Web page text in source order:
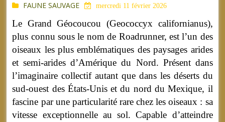
FAUNE SAUVAGE mercredi 11 février 2026
Le Grand Géocoucou (Geococcyx californianus),
plus connu sous le nom de Roadrunner, est l’un des
oiseaux les plus emblématiques des paysages arides
et semi-arides d’Amérique du Nord. Présent dans
l’imaginaire collectif autant que dans les déserts du
sud-ouest des États-Unis et du nord du Mexique, il
fascine par une particularité rare chez les oiseaux : sa
vitesse exceptionnelle au sol. Capable d’atteindre